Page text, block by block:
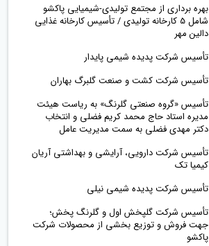
بهره­ برداری از مجتمع تولیدی-شیمیایی پاکشو
شامل 5 کارخانه تولیدی / تأسیس کارخانه غذایی
دالین مهر
تأسیس شركت پدیده شیمی پایدار
تأسیس شرکت کشت و صنعت گلبرگ بهاران
تأسیس «گروه صنعتی گلرنگ» به ریاست هیئت‌
مدیره استاد حاج محمد کريم فضلی و انتخاب
دکتر مهدی فضلی به سمت مدیریت عامل
تأسیس شرکت دارویی، آرایشی و بهداشتی آریان
کیمیا تک
تأسیس شركت پدیده شیمی نیلی
تأسیس شرکت گلپخش اول و گلرنگ پخش؛
جهت فروش و توزیع بخشی از محصولات شرکت
پاکشو